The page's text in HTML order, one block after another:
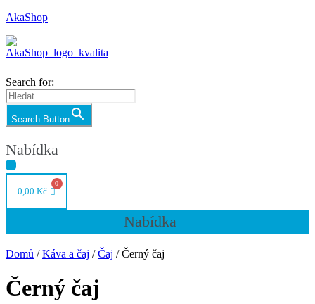
AkaShop
Search for:
Search Button
Nabídka
0,00 Kč
Nabídka
Domů /Káva a čaj /Čaj / Černý čaj
Černý čaj